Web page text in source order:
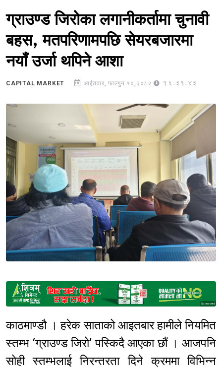
ग्राउण्ड जिरोका लगानीकर्तामा चुनावी
बहस, मतपरिणामपछि सेयरबजारमा
नयाँ उर्जा थपिने आशा
CAPITAL MARKET आईतवार, फाल्गुन १०,२०८२ 16:31:43
Sponsored
काठमाण्डौ । हरेक साताको आइतबार हामीले नियमित
स्तम्भ ‘ग्राउण्ड जिरो’ पस्किदै आएका छौं । आजपनि
सोही स्तम्भलाई निरन्तरता दिने क्रममा विभिन्न